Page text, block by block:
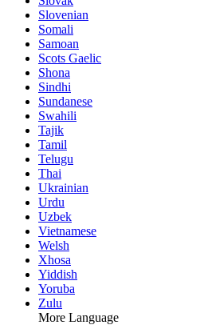
Slovenian
Somali
Samoan
Scots Gaelic
Shona
Sindhi
Sundanese
Swahili
Tajik
Tamil
Telugu
Thai
Ukrainian
Urdu
Uzbek
Vietnamese
Welsh
Xhosa
Yiddish
Yoruba
Zulu
More Language